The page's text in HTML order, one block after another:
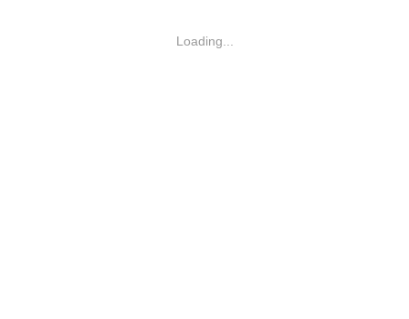
Loading...